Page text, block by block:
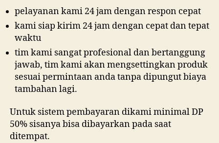
pelayanan kami 24 jam dengan respon cepat
kami siap kirim 24 jam dengan cepat dan tepat
waktu
tim kami sangat profesional dan bertanggung
jawab, tim kami akan mengsettingkan produk
sesuai permintaan anda tanpa dipungut biaya
tambahan lagi.
Untuk sistem pembayaran dikami minimal DP
50% sisanya bisa dibayarkan pada saat
ditempat.